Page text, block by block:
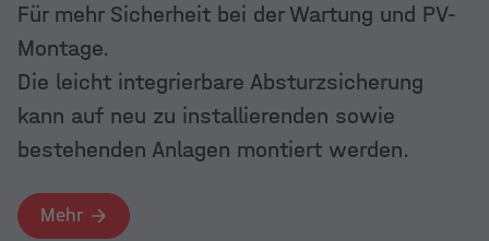
Mehr
Mehr
K2 GreenRoof 2.0
Schnelle und flexible Montage auf
Gründächern
K2
Anlagen
GreenRoof
Für mehr Sicherheit bei der Wartung und PV-
Montage.
Die leicht integrierbare Absturzsicherung
kann auf neu zu installierenden sowie
bestehenden Anlagen montiert werden.
Mehr